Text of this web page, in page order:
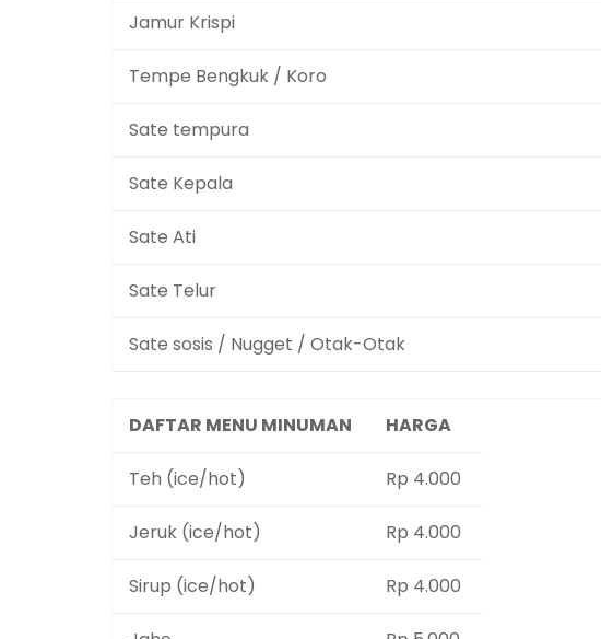
Jamur Krispi
Tempe Bengkuk / Koro
Sate tempura
Sate Kepala
Sate Ati
Sate Telur
Sate sosis / Nugget / Otak-Otak
DAFTAR MENU MINUMAN HARGA
Teh (ice/hot) Rp 4.000
Jeruk (ice/hot) Rp 4.000
Sirup (ice/hot) Rp 4.000